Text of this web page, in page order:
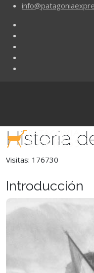
Historia
Visitas: 176730
Introducción